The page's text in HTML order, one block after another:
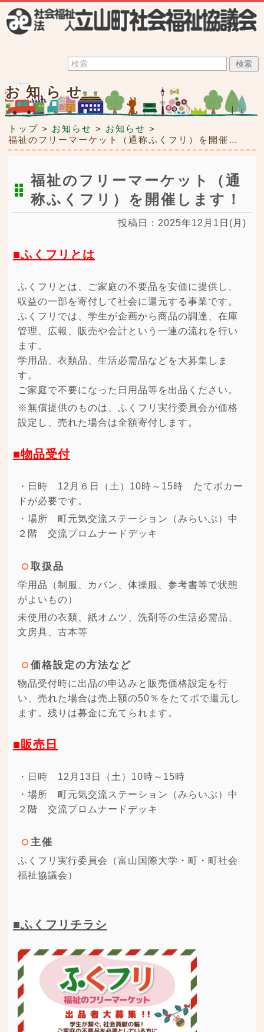
お知らせ
トップ > お知らせ > お知らせ >
福祉のフリーマーケット（通称ふくフリ）を開催します！
福祉のフリーマーケット（通
称ふくフリ）を開催します！
投稿日：2025年12月1日(月)
■ふくフリとは
ふくフリとは、ご家庭の不要品を安価に提供し、
収益の一部を寄付して社会に還元する事業です。
ふくフリでは、学生が企画から商品の調達、在庫
管理、広報、販売や会計という一連の流れを行い
ます。
学用品、衣類品、生活必需品などを大募集しま
す。
ご家庭で不要になった日用品等を出品ください。
※無償提供のものは、ふくフリ実行委員会が価格
設定し、売れた場合は全額寄付します。
■物品受付
・日時 12月６日（土）10時～15時 たてポカー
ドが必要です。
・場所 町元気交流ステーション（みらいぶ）中
２階 交流プロムナードデッキ
取扱品
学用品（制服、カバン、体操服、参考書等で状態
がよいもの）
未使用の衣類、紙オムツ、洗剤等の生活必需品、
文房具、古本等
価格設定の方法など
物品受付時に出品の申込みと販売価格設定を行
い、売れた場合は売上額の50％をたてポで還元し
ます。残りは募金に充てられます。
■販売日
・日時 12月13日（土）10時～15時
・場所 町元気交流ステーション（みらいぶ）中
２階 交流プロムナードデッキ
主催
ふくフリ実行委員会（富山国際大学・町・町社会
福祉協議会）
■ふくフリチラシ